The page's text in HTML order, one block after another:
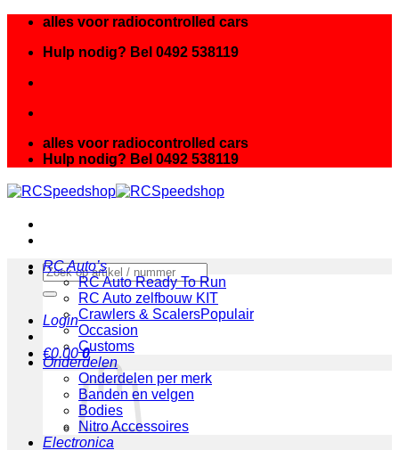
inhoud
alles voor radiocontrolled cars
Hulp nodig? Bel 0492 538119
alles voor radiocontrolled cars
Hulp nodig? Bel 0492 538119
Zoeken
naar:
Login
€0.00 0
RC Auto’s
RC Auto Ready To Run
RC Auto zelfbouw KIT
Crawlers & Scalers
Occasion
Customs
Onderdelen
Onderdelen per merk
Banden en velgen
Bodies
Nitro Accessoires
Electronica